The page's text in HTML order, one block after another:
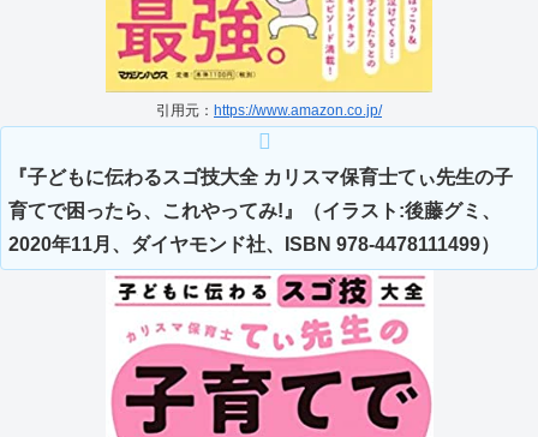
引用元： https://www.amazon.co.jp/
『子どもに伝わるスゴ技大全 カリスマ保育士てぃ先生の子
育てで困ったら、これやってみ!』（イラスト:後藤グミ、
2020年11月、ダイヤモンド社、ISBN 978-4478111499）